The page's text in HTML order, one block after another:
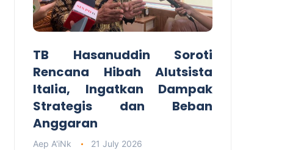
TB Hasanuddin Soroti
Rencana Hibah Alutsista
Italia, Ingatkan Dampak
Strategis dan Beban
Anggaran
Aep A'iNk 21 July 2026